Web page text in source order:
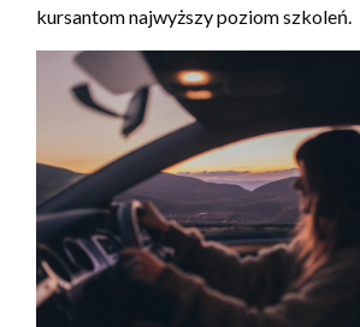
kursantom najwyższy poziom szkoleń.